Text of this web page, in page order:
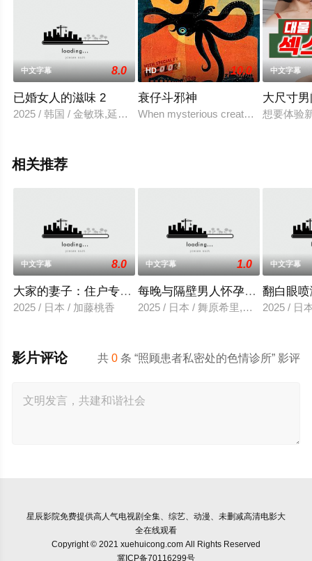
中文字幕 8.0
已婚女人的滋味 2
2025 / 韩国 / 金敏珠,延珠,朴佳仁,切莉,韩锡奉,詹姆斯,姜民宇,姜
HD 10.0
衰仔斗邪神
When mysterious creatures invade a
中文字幕
大尺寸
想要体验
相关推荐
中文字幕 8.0
大家的妻子：住户专用洞口
2025 / 日本 / 加藤桃香
中文字幕 1.0
每晚与隔壁男人怀孕性爱
2025 / 日本 / 舞原希里,佐川金二
中文字幕
翻白眼
2025 / 日
共0 条 “照顾患者私密处的色情诊所” 影评
影片评论
星辰影院免费提供高人气电视剧全集、综艺、动漫、未删减高清电影大
全在线观看
Copyright © 2021 xuehuicong.com All Rights Reserved
冀ICP备70116299号